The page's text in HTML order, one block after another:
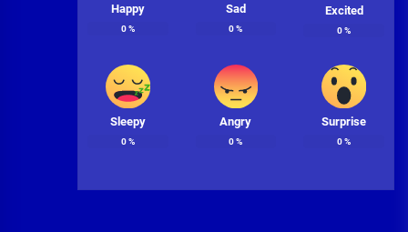
Happy
0%
Sad
0%
Excited
0%
Sleepy
0%
Angry
0%
Surprise
0%